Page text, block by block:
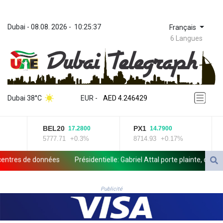
Dubai - 08.08. 2026 - 10:25:37 Français
6 Langues
Dubai 38°C EUR -
ZWL 372.275202
AED 4.246429
AED 4.246429
AFN 76.887634
AMD 423.342651
AOA 1060.176801
ARS 1724.882575
AUD 1.635501
AZN 1.97002
BAM 1.961391
BBD 2.328337
BDT 143.102254
BEL20 17.2800
5777.71 +0.3%
PX1 14.7900
8714.93 +0.17%
de données Présidentielle: Gabriel Attal porte plainte,
Publicité